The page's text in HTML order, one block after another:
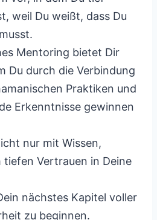
weil Du weißt, dass Du
Mentoring bietet Dir
Du durch die Verbindung
Praktiken und
Erkenntnisse gewinnen
nur mit Wissen,
Vertrauen in Deine
nächstes Kapitel voller
zu beginnen.